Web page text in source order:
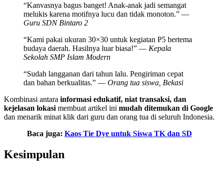
“Kanvasnya bagus banget! Anak-anak jadi semangat
melukis karena motifnya lucu dan tidak monoton.” —
Guru SDN Bintaro 2
“Kami pakai ukuran 30×30 untuk kegiatan P5 bertema
budaya daerah. Hasilnya luar biasa!” — Kepala
Sekolah SMP Islam Modern
“Sudah langganan dari tahun lalu. Pengiriman cepat
dan bahan berkualitas.” — Orang tua siswa, Bekasi
Kombinasi antara informasi edukatif, niat transaksi, dan
kejelasan lokasi membuat artikel ini mudah ditemukan di Google
dan menarik minat klik dari guru dan orang tua di seluruh Indonesia.
Baca juga: Kaos Tie Dye untuk Siswa TK dan SD
Kesimpulan